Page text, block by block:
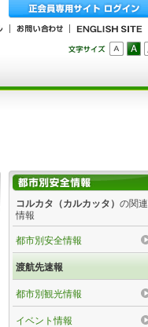
コルカタ（カルカッタ） の関連
情報
都市別安全情報
渡航先速報
都市別観光情報
イベント情報